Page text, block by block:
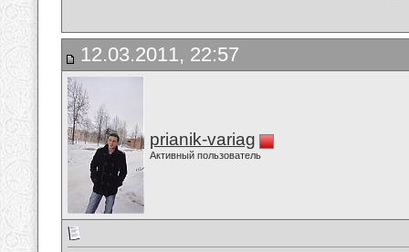
12.03.2011, 22:57
prianik-variag
Активный пользователь